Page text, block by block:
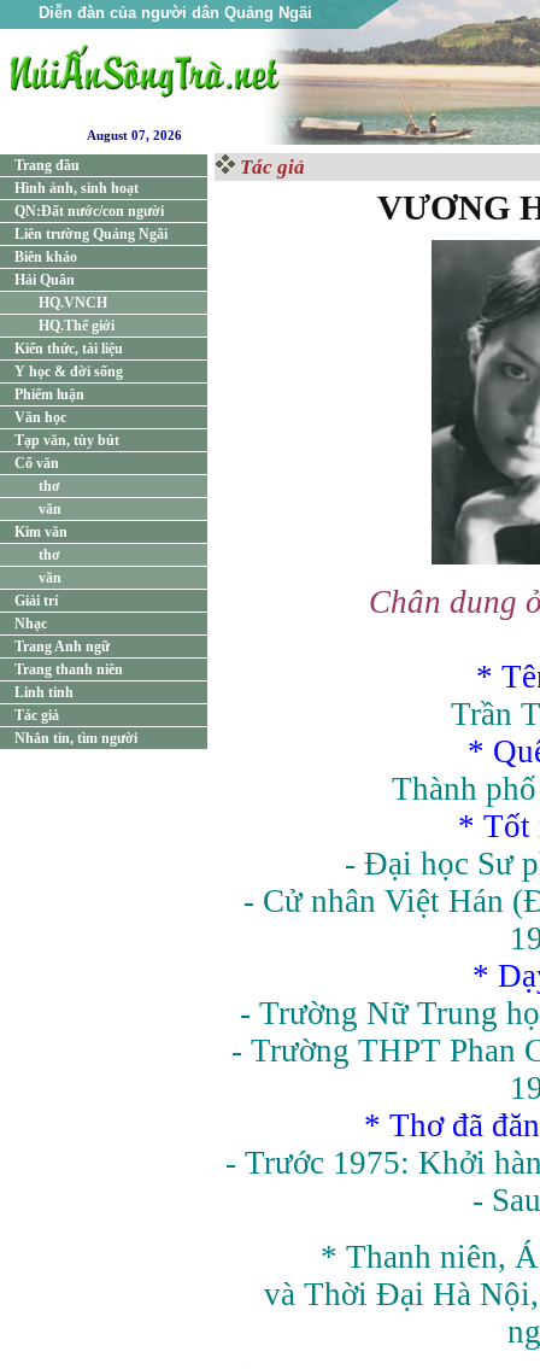
Diễn đàn của người dân Quảng Ngãi
August 07, 2026
Trang đầu
Hình ảnh, sinh hoạt
QN:Đất nước/con người
Liên trường Quảng Ngãi
Biên khảo
Hải Quân
HQ.VNCH
HQ.Thế giới
Kiến thức, tài liệu
Y học & đời sống
Phiếm luận
Văn học
Tạp văn, tùy bút
Cổ văn
thơ
văn
Kim văn
thơ
văn
Giải trí
Nhạc
Trang Anh ngữ
Trang thanh niên
Linh tinh
Tác giả
Nhắn tin, tìm người
Tác giả
VƯƠNG
Chân dung
*
Trần
*
Thành
* Tốt
- Đại học Sư
- Cử nhân Việt Hán
*
- Trường Nữ Trung
- Trường THPT Phan
* Thơ đã
- Trước 1975: Khởi
-
* Thanh niên,
và Thời Đại Hà